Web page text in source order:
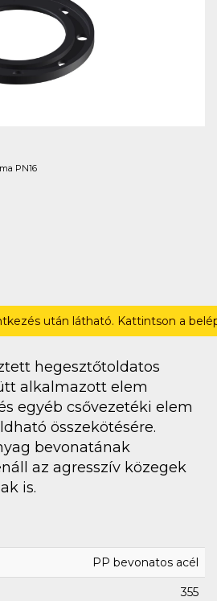
PN16
után látható. Kattintson a
hegesztőtoldatos
alkalmazott elem
egyéb csővezetéki elem
összekötésére.
bevonatának
az agresszív közegek
is.
PP bevonatos acél
355